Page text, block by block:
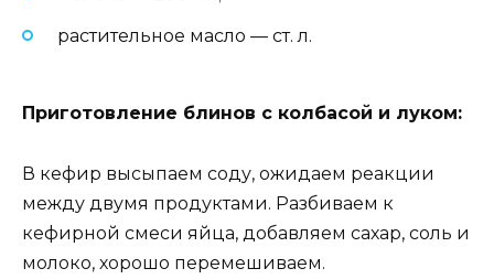
растительное масло — ст. л.
Приготовление блинов с колбасой и луком:
В кефир высыпаем соду, ожидаем реакции
между двумя продуктами. Разбиваем к
кефирной смеси яйца, добавляем сахар, соль и
молоко, хорошо перемешиваем.